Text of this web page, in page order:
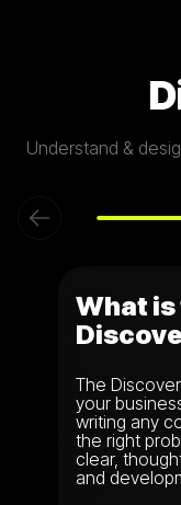
Understand &
What is
The
your
writing any
the right
clear,
and